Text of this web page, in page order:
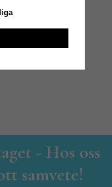
- Hos oss
samvete!